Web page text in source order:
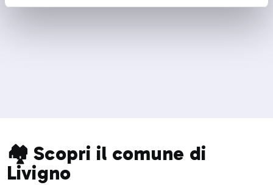
🏘️ Scopri il comune di
Livigno